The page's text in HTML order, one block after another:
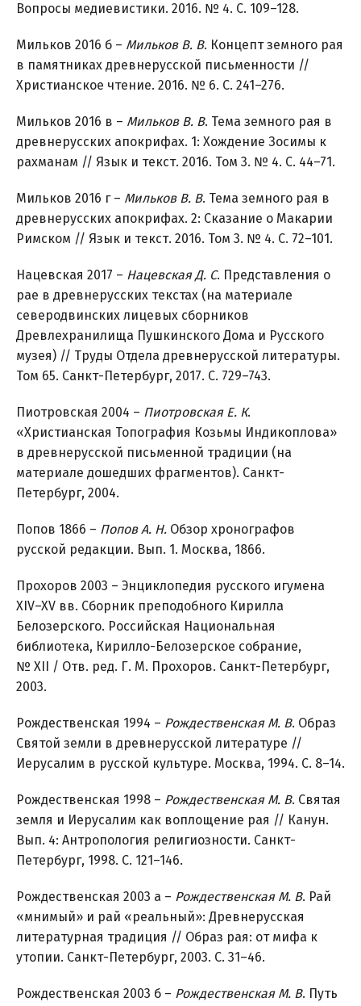
Вопросы медиевистики. 2016. № 4. С. 109–128.
Мильков 2016 б – Мильков В. В. Концепт земного рая
в памятниках древнерусской письменности //
Христианское чтение. 2016. № 6. С. 241–276.
Мильков 2016 в – Мильков В. В. Тема земного рая в
древнерусских апокрифах. 1: Хождение Зосимы к
рахманам // Язык и текст. 2016. Том 3. № 4. С. 44–71.
Мильков 2016 г – Мильков В. В. Тема земного рая в
древнерусских апокрифах. 2: Сказание о Макарии
Римском // Язык и текст. 2016. Том 3. № 4. С. 72–101.
Нацевская 2017 – Нацевская Д. С. Представления о
рае в древнерусских текстах (на материале
северодвинских лицевых сборников
Древлехранилища Пушкинского Дома и Русского
музея) // Труды Отдела древнерусской литературы.
Том 65. Санкт-Петербург, 2017. С. 729–743.
Пиотровская 2004 – Пиотровская Е. К.
«Христианская Топография Козьмы Индикоплова»
в древнерусской письменной традиции (на
материале дошедших фрагментов). Санкт-
Петербург, 2004.
Попов 1866 – Попов А. Н. Обзор хронографов
русской редакции. Вып. 1. Москва, 1866.
Прохоров 2003 – Энциклопедия русского игумена
XIV–XV вв. Сборник преподобного Кирилла
Белозерского. Российская Национальная
библиотека, Кирилло-Белозерское собрание,
№ XII / Отв. ред. Г. М. Прохоров. Санкт-Петербург,
2003.
Рождественская 1994 – Рождественская М. В. Образ
Святой земли в древнерусской литературе //
Иерусалим в русской культуре. Москва, 1994. С. 8–14.
Рождественская 1998 – Рождественская М. В. Святая
земля и Иерусалим как воплощение рая // Канун.
Вып. 4: Антропология религиозности. Санкт-
Петербург, 1998. С. 121–146.
Рождественская 2003 а – Рождественская М. В. Рай
«мнимый» и рай «реальный»: Древнерусская
литературная традиция // Образ рая: от мифа к
утопии. Санкт-Петербург, 2003. С. 31–46.
Рождественская 2003 б – Рождественская М. В. Путь